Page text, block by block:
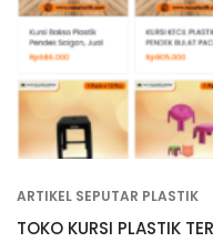
ARTIKEL SEPUTAR PLASTIK
TOKO KURSI PLASTIK